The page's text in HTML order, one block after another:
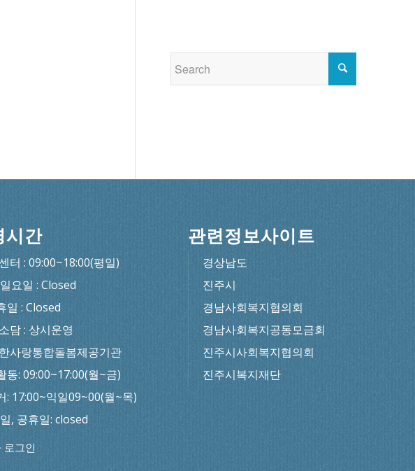
시간
터 : 09:00~18:00(평일)
요일 : Closed
일 : Closed
담 : 상시운영
사랑통합돌봄제공기관
동: 09:00~17:00(월~금)
: 17:00~익일09~00(월~목)
, 공휴일: closed
로그인
관련정보사이트
경상남도
진주시
경남사회복지협의회
경남사회복지공동모금회
진주시사회복지협의회
진주시복지재단